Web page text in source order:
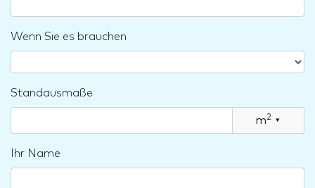
Wenn Sie es brauchen
Standausmaße
m2 ▾
Ihr Name